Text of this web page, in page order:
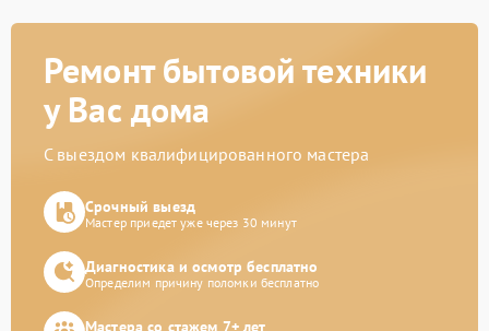
Ремонт бытовой техники
у Вас дома
С выездом квалифицированного мастера
Срочный выезд
Мастер приедет уже через 30 минут
Диагностика и осмотр бесплатно
Определим причину поломки бесплатно
Мастера со стажем 7+ лет